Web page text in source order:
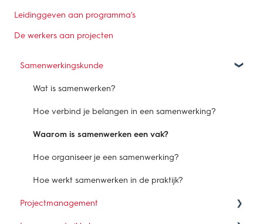
Leidinggeven aan programma's
De werkers aan projecten
Samenwerkingskunde
Wat is samenwerken?
Hoe verbind je belangen in een samenwerking?
Waarom is samenwerken een vak?
Hoe organiseer je een samenwerking?
Hoe werkt samenwerken in de praktijk?
Projectmanagement